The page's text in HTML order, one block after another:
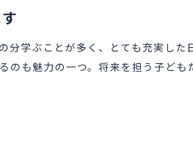
分学ぶことが多く、とても充実した
のも魅力の一つ。将来を担う子ども